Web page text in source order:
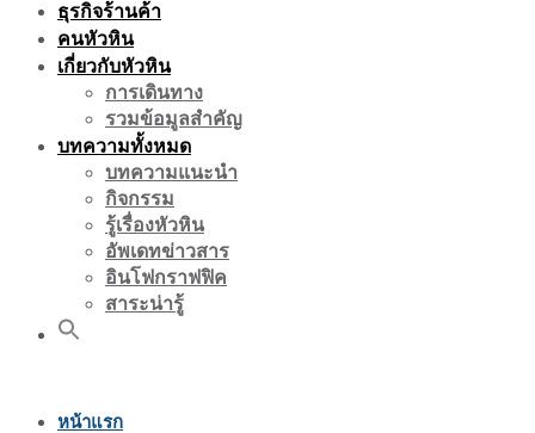
ธุรกิจร้านค้า
คนหัวหิน
เกี่ยวกับหัวหิน
การเดินทาง
รวมข้อมูลสำคัญ
บทความทั้งหมด
บทความแนะนำ
กิจกรรม
รู้เรื่องหัวหิน
อัพเดทข่าวสาร
อินโฟกราฟฟิค
สาระน่ารู้
หน้าแรก